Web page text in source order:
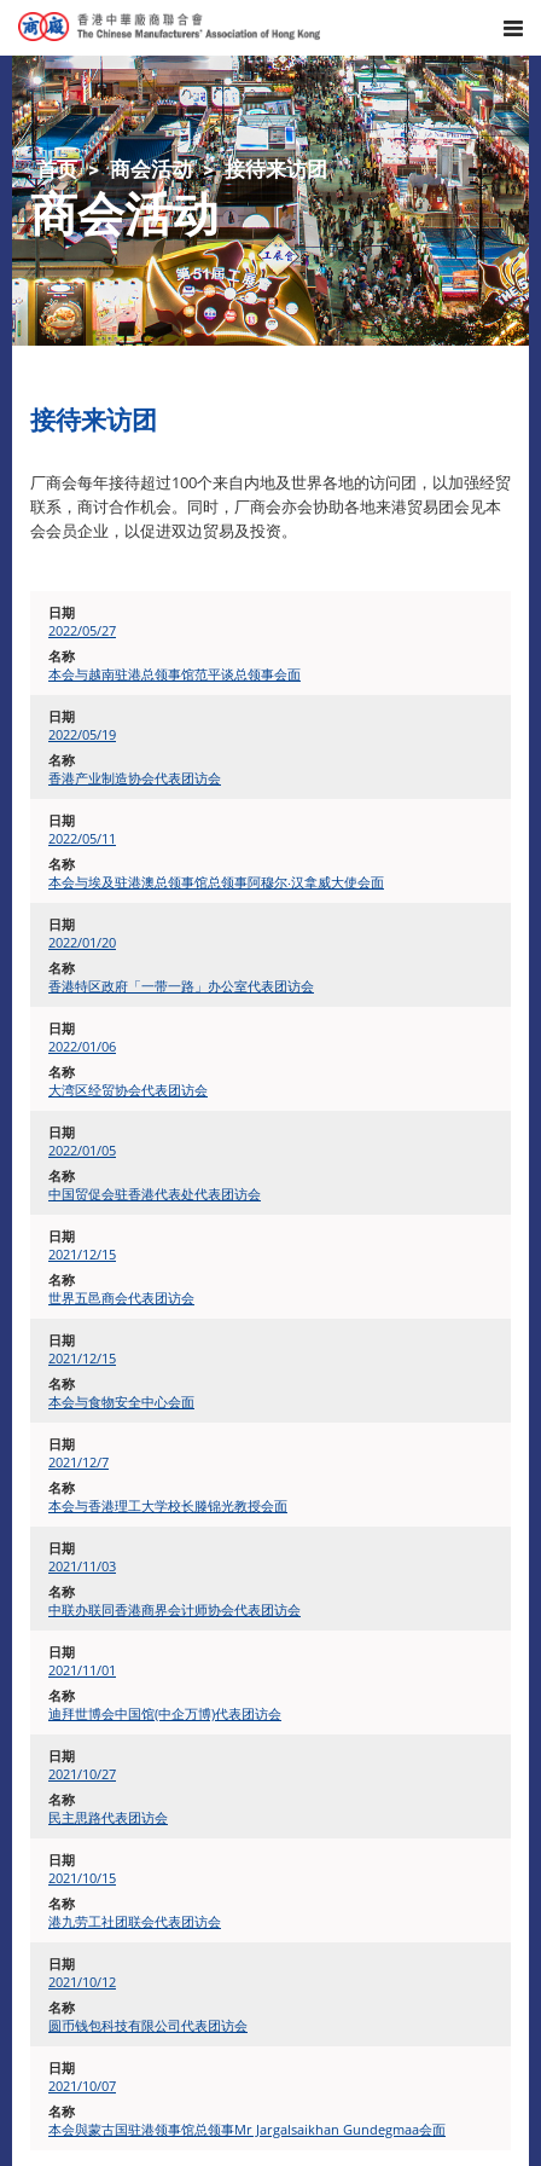
首页 商会活动 接待来访团
商会活动
接待来访团
厂商会每年接待超过100个来自内地及世界各地的访问团，以加强经贸
联系，商讨合作机会。同时，厂商会亦会协助各地来港贸易团会见本
会会员企业，以促进双边贸易及投资。
​2022/05/27
本会与越南驻港总领事馆范平谈总领事会面
2022/05/19
香港产业制造协会代表团访会
​2022/05/11
本会与埃及驻港澳总领事馆总领事阿穆尔‧汉拿威大使会面
2022/01/20
香港特区政府「一带一路」办公室代表团访会
​2022/01/06
大湾区经贸协会代表团访会
2022/01/05
中国贸促会驻香港代表处代表团访会
2021/12/15
​世界五邑商会代表团访会
2021/12/15
本会与食物安全中心会面
​2021/12/7
本会与香港理工大学校长滕锦光教授会面
2021/11/03
中联办联同香港商界会计师协会代表团访会
2021/11/01
迪拜世博会中国馆(中企万博)代表团访会
2021/10/27
民主思路代表团访会
​2021/10/15
港九劳工社团联会代表团访会
2021/10/12
圆币钱包科技有限公司代表团访会
2021/10/07
本会與蒙古国驻港领事馆总领事Mr Jargalsaikhan Gundegmaa会面